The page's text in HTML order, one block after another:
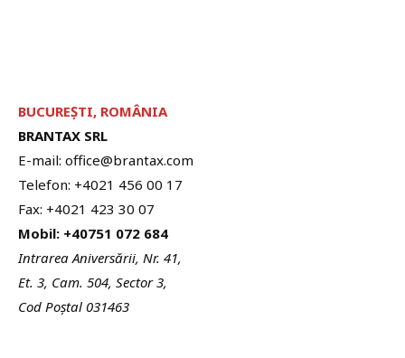
BUCUREȘTI, ROMÂNIA
BRANTAX SRL
E-mail: office@brantax.com
Telefon: +4021 456 00 17
Fax: +4021 423 30 07
Mobil: +40751 072 684
Intrarea Aniversării, Nr. 41,
Et. 3, Cam. 504, Sector 3,
Cod Poștal 031463